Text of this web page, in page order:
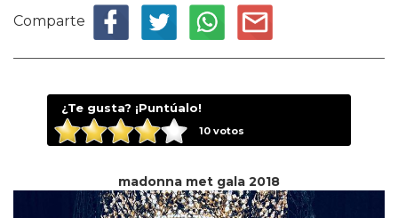
Comparte
¿Te gusta? ¡Puntúalo!
10votos
madonna met gala 2018